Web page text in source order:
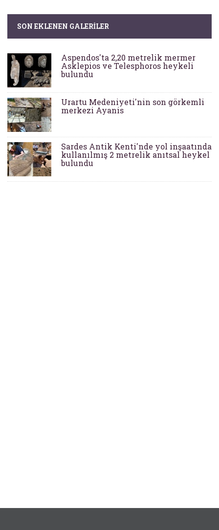
SON EKLENEN GALERILER
Aspendos'ta 2,20 metrelik mermer
Asklepios ve Telesphoros heykeli
bulundu
Urartu Medeniyeti'nin son görkemli
merkezi Ayanis
Sardes Antik Kenti'nde yol inşaatında
kullanılmış 2 metrelik anıtsal heykel
bulundu